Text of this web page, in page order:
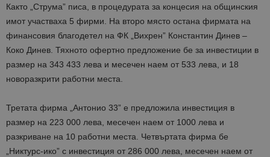
Както „Струма” писа, в процедурата за концесия на общинския
имот участваха 5 фирми. На второ място остана фирмата на
финансовия благодетел на ФК „Вихрен” Константин Динев –
Коко Динев. Тяхното офертно предложение бе за инвестиции в
размер на 343 433 лева и месечен наем от 533 лева, и 18
новоразкрити работни места.
Третата фирма „Антонио 33” е предложила инвестиция в
размер на 223 000 лева, месечен наем от 1000 лева и
разкриване на 10 работни места. Четвъртата фирма бе
„Никтурс-ико” с инвестиция от 286 000 лева, месечен наем от